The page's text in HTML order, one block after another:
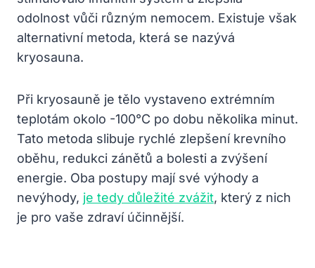
odolnost vůči‍ různým ​nemocem. Existuje​ však
alternativní metoda, která se nazývá
kryosauna.
Při kryosauně je ‍tělo vystaveno ⁢extrémním
teplotám okolo -100°C po dobu několika minut.
Tato⁢ metoda ​slibuje rychlé zlepšení krevního
⁣oběhu, redukci ⁤zánětů a bolesti a zvýšení
energie. Oba postupy ⁢mají své‌ výhody a⁣
nevýhody, je tedy důležité zvážit, který z nich
je​ pro vaše zdraví účinnější.